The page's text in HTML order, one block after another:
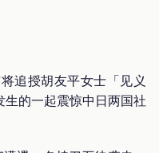
追授胡友平女士「见义
的一起震惊中日两国社